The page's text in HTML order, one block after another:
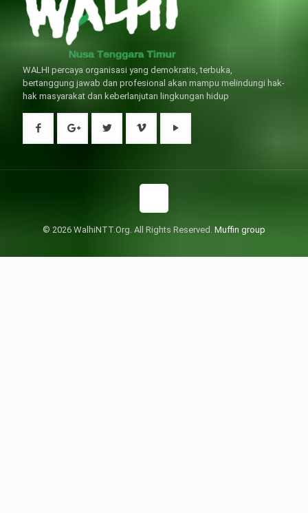
WALHI percaya organisasi yang demokratis, terbuka,
bertanggung jawab dan profesional akan mampu melindungi hak-
hak masyarakat dan keberlanjutan lingkungan hidup
© 2026 WalhiNTT.Org. All Rights Reserved. Muffin group